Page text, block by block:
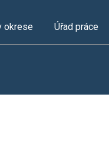
okrese Úřad práce